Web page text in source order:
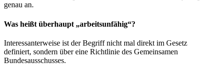
genau an.
Was heißt überhaupt „arbeitsunfähig“?
Interessanterweise ist der Begriff nicht mal direkt im Gesetz
definiert, sondern über eine Richtlinie des Gemeinsamen
Bundesausschusses.